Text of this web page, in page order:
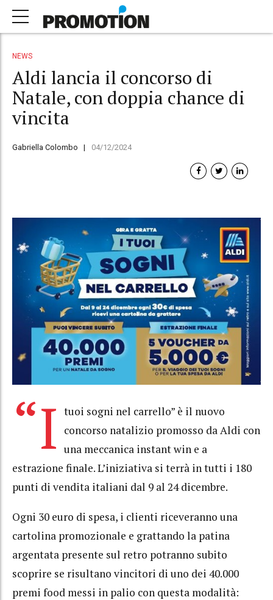
NEWS
Aldi lancia il concorso di
Natale, con doppia chance di
vincita
Gabriella Colombo 04/12/2024
“I tuoi sogni nel carrello” è il nuovo
concorso natalizio promosso da Aldi con
una meccanica instant win e a
estrazione finale. L’iniziativa si terrà in tutti i 180
punti di vendita italiani dal 9 al 24 dicembre.
Ogni 30 euro di spesa, i clienti riceveranno una
cartolina promozionale e grattando la patina
argentata presente sul retro potranno subito
scoprire se risultano vincitori di uno dei 40.000
premi food messi in palio con questa modalità: